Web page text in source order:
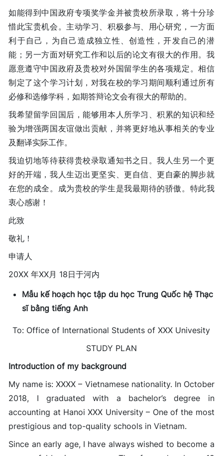
如能得到中国政府专项奖学金并被贵校所录取，将十分珍
惜此宝贵机会。主动学习、积极参与、用心研究，一方面
利于自己，为自己造成独立性、创造性，开发自己的潜
能；另一方面对研究工作和以后的论文有很大的作用。我
愿意遵守中国政府及贵校对外国留学生的各项规定。相信
制定了这个学习计划，对我在校的学习期间顺利通过所有
必修和选修学科，如期答辩论文会有很大的帮助的。
我希望留学回国后，能够用本人所学习、积累的知识和经
验为增强两国友谊做出贡献，并将更好地从事相关的专业
及翻译实际工作。
我迫切地等待获得贵校录取通知书之日。我人生另一个更
好的开端，我人生迈出更坚实、更自信、更自豪的脚步就
在您的成全。成为贵校的学生是我最期待的骄傲。特此我
衷心感谢！
此致
敬礼！
申请人
20XX 年XX月 18日于河内
Mẫu kế hoạch học tập du học Trung Quốc hệ Thạc
sĩ bằng tiếng Anh
To: Office of International Students of XXX Univesity
STUDY PLAN
Introduction of my background
My name is: XXXX – Vietnamese nationality. In October
2018, I graduated with a bachelor’s degree in
accounting at Hanoi XXX University – One of the most
prestigious and top-quality schools in Vietnam.
Since an early age, I have always wished to become a